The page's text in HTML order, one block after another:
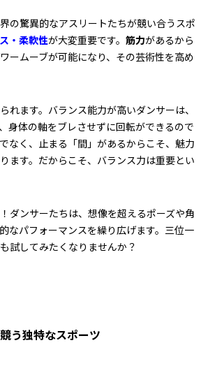
の驚異的なアスリートたちが競い合うスポ
・柔軟性が大変重要です。 筋力があるから
ームーブが可能になり、その芸術性を高め
れます。バランス能力が高いダンサーは、
身体の軸をブレさせずに回転ができるので
なく、止まる「間」があるからこそ、魅力
ます。だからこそ、バランス力は重要とい
ダンサーたちは、想像を超えるポーズや角
なパフォーマンスを繰り広げます。三位一
試してみたくなりませんか？
う独特なスポーツ